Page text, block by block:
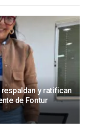
y ratifican
de Fontur